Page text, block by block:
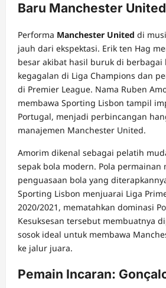
Baru Manchester United
Performa Manchester United di
jauh dari ekspektasi. Erik ten Hag
besar akibat hasil buruk di berbagai
kegagalan di Liga Champions dan
di Premier League. Nama Ruben
membawa Sporting Lisbon tampil
Portugal, menjadi perbincangan
manajemen Manchester United.
Amorim dikenal sebagai pelatih
sepak bola modern. Pola permainan
penguasaan bola yang
Sporting Lisbon menjuarai Liga
2020/2021, mematahkan dominasi
Kesuksesan tersebut membuatnya
sosok ideal untuk membawa
ke jalur juara.
Pemain Incaran: